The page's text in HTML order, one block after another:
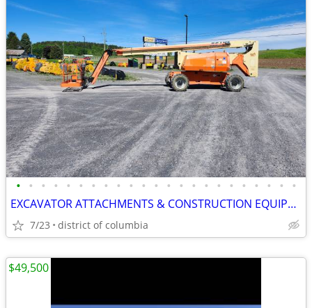
• • • • • • • • • • • • • • • • • • • • • • •
EXCAVATOR ATTACHMENTS & CONSTRUCTION EQUIPMENT ON SALE!!!
7/23 district of columbia
$49,500